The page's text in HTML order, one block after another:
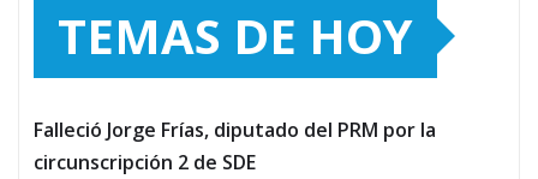
TEMAS DE HOY
Falleció Jorge Frías, diputado del PRM por la
circunscripción 2 de SDE